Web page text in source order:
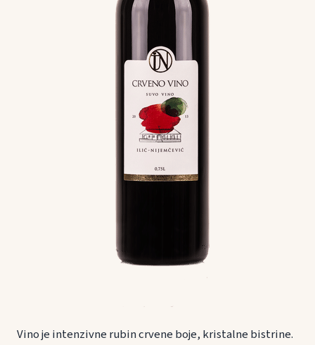
Vino je intenzivne rubin crvene boje, kristalne bistrine.